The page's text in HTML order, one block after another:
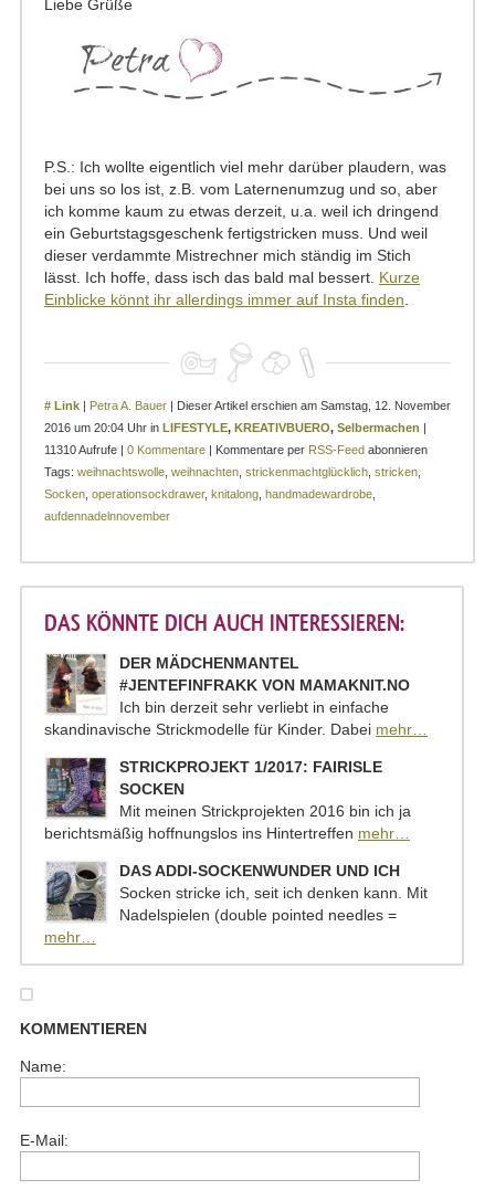
Liebe Grüße
P.S.: Ich wollte eigentlich viel mehr darüber plaudern, was
bei uns so los ist, z.B. vom Laternenumzug und so, aber
ich komme kaum zu etwas derzeit, u.a. weil ich dringend
ein Geburtstagsgeschenk fertigstricken muss. Und weil
dieser verdammte Mistrechner mich ständig im Stich
lässt. Ich hoffe, dass isch das bald mal bessert. Kurze
Einblicke könnt ihr allerdings immer auf Insta finden
# Link | Petra A. Bauer | Dieser Artikel erschien am Samstag, 12. November
2016 um 20:04 Uhr in LIFESTYLE, KREATIVBUERO, Selbermachen |
11310 Aufrufe | 0 Kommentare | Kommentare per RSS-Feed abonnieren
Tags: weihnachtswolle weihnachten strickenmachtglücklich stricken
Socken operationsockdrawer, knitalong handmadewardrobe
aufdennadelnnovember
DAS KÖNNTE DICH AUCH INTERESSIEREN:
DER MÄDCHENMANTEL
#JENTEFINFRAKK VON MAMAKNIT.NO
Ich bin derzeit sehr verliebt in einfache
skandinavische Strickmodelle für Kinder. Dabei mehr…
STRICKPROJEKT 1/2017: FAIRISLE
SOCKEN
Mit meinen Strickprojekten 2016 bin ich ja
berichtsmäßig hoffnungslos ins Hintertreffen mehr…
DAS ADDI-SOCKENWUNDER UND ICH
Socken stricke ich, seit ich denken kann. Mit
Nadelspielen (double pointed needles =
mehr…
KOMMENTIEREN
Name:
E-Mail: